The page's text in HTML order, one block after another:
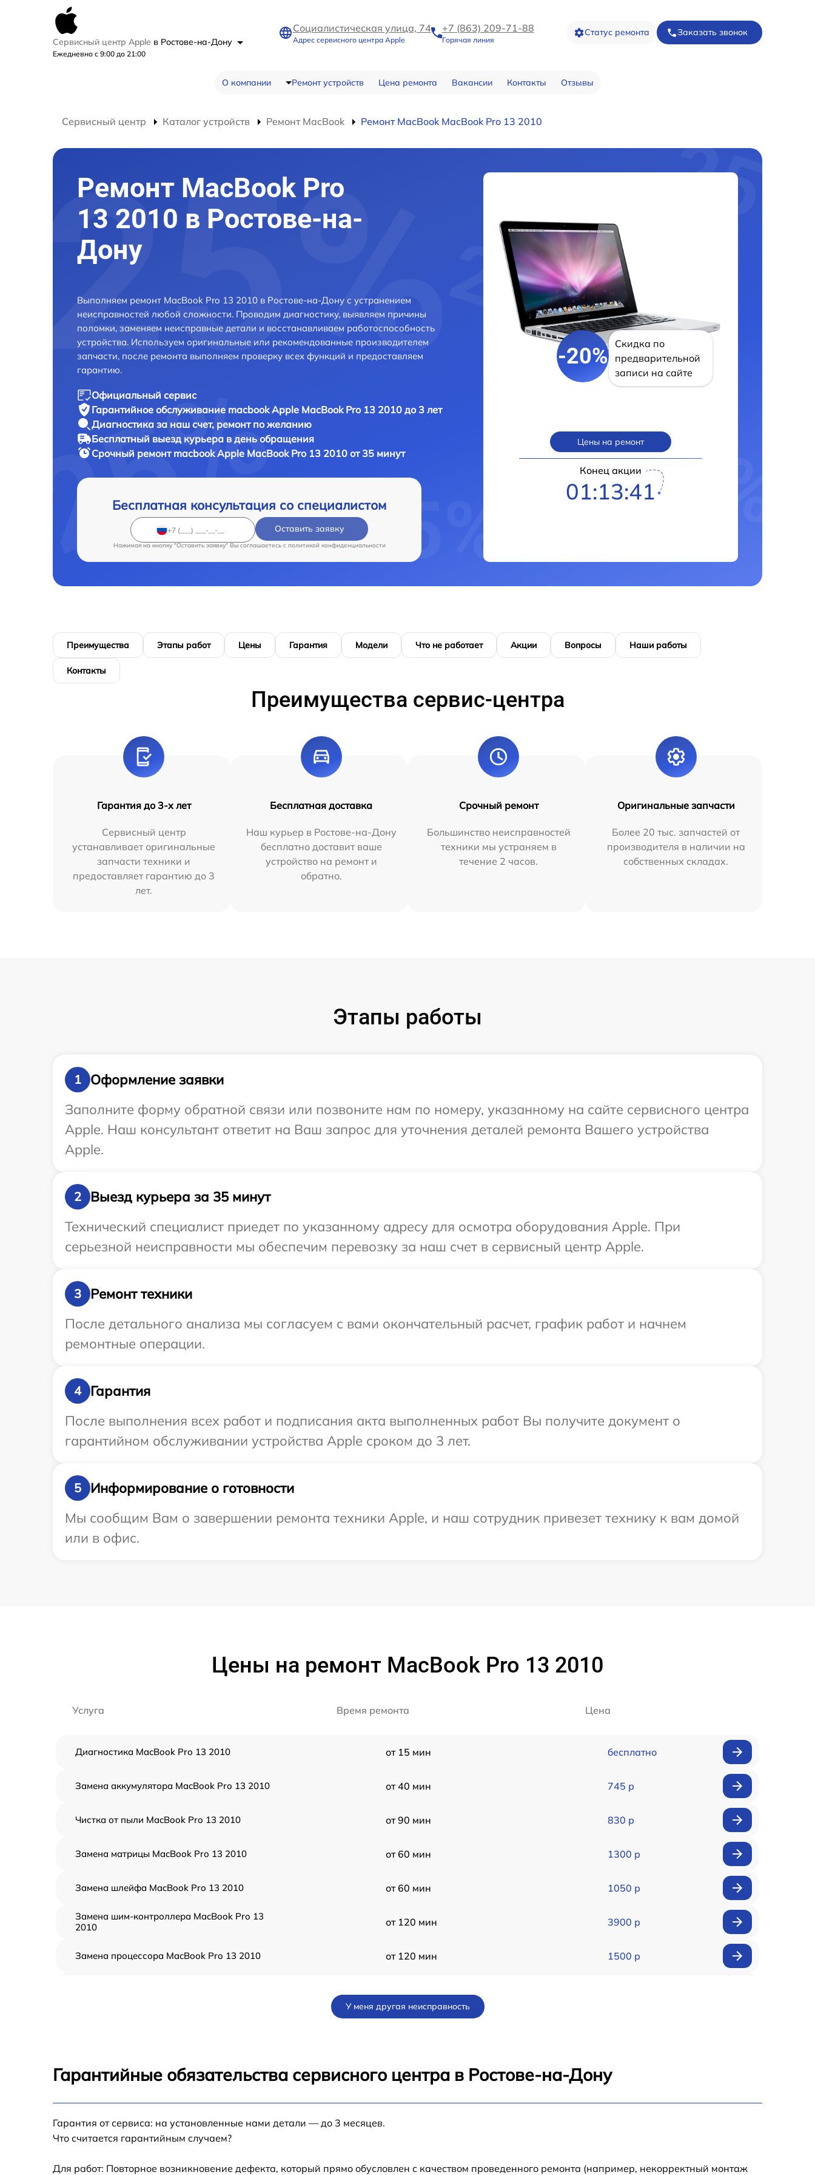
Сервисный центр Apple в Ростове-на-Дону
Ежедневно с 9:00 до 21:00
Социалистическая улица, 74
Адрес сервисного центра Apple
+7 (863) 209-71-88
Горячая линия
Статус ремонта Заказать звонок
О компании Ремонт устройств Цена ремонта Вакансии Контакты Отзывы
Сервисный центр Каталог устройств Ремонт MacBook Ремонт MacBook MacBook Pro 13 2010
Ремонт MacBook Pro
13 2010 в Ростове-на-
Дону
Выполняем ремонт MacBook Pro 13 2010 в Ростове-на-Дону с устранением
неисправностей любой сложности. Проводим диагностику, выявляем причины
поломки, заменяем неисправные детали и восстанавливаем работоспособность
устройства. Используем оригинальные или рекомендованные производителем
запчасти, после ремонта выполняем проверку всех функций и предоставляем
гарантию.
Официальный сервис
Гарантийное обслуживание macbook Apple MacBook Pro 13 2010 до 3 лет
Диагностика за наш счет, ремонт по желанию
Бесплатный выезд курьера в день обращения
Срочный ремонт macbook Apple MacBook Pro 13 2010 от 35 минут
Бесплатная консультация со специалистом
Оставить заявку
Нажимая на кнопку "Оставить заявку" Вы соглашаетесь c политикой конфиденциальности
-20%
Скидка по
предварительной
записи на сайте
Цены на ремонт
Конец акции
01:13:40
Преимущества Этапы работ Цены Гарантия Модели Что не работает Акции Вопросы Наши работы
Контакты
Преимущества сервис-центра
Гарантия до 3-х лет
Сервисный центр
устанавливает оригинальные
запчасти техники и
предоставляет гарантию до 3
лет.
Бесплатная доставка
Наш курьер в Ростове-на-Дону
бесплатно доставит ваше
устройство на ремонт и
обратно.
Срочный ремонт
Большинство неисправностей
техники мы устраняем в
течение 2 часов.
Оригинальные запчасти
Более 20 тыс. запчастей от
производителя в наличии на
собственных складах.
Этапы работы
1
Оформление заявки
Заполните форму обратной связи или позвоните нам по номеру, указанному на сайте сервисного центра
Apple. Наш консультант ответит на Ваш запрос для уточнения деталей ремонта Вашего устройства
Apple.
2
Выезд курьера за 35 минут
Технический специалист приедет по указанному адресу для осмотра оборудования Apple. При
серьезной неисправности мы обеспечим перевозку за наш счет в сервисный центр Apple.
3
Ремонт техники
После детального анализа мы согласуем с вами окончательный расчет, график работ и начнем
ремонтные операции.
4
Гарантия
После выполнения всех работ и подписания акта выполненных работ Вы получите документ о
гарантийном обслуживании устройства Apple сроком до 3 лет.
5
Информирование о готовности
Мы сообщим Вам о завершении ремонта техники Apple, и наш сотрудник привезет технику к вам домой
или в офис.
Цены на ремонт MacBook Pro 13 2010
Услуга Время ремонта Цена
Диагностика MacBook Pro 13 2010 от 15 мин бесплатно
Замена аккумулятора MacBook Pro 13 2010 от 40 мин 745 р
Чистка от пыли MacBook Pro 13 2010 от 90 мин 830 р
Замена матрицы MacBook Pro 13 2010 от 60 мин 1300 р
Замена шлейфа MacBook Pro 13 2010 от 60 мин 1050 р
Замена шим-контроллера MacBook Pro 13
2010
от 120 мин 3900 р
Замена процессора MacBook Pro 13 2010 от 120 мин 1500 р
Ремонт цепи питания MacBook Pro 13 2010
2010
У меня другая неисправность
Гарантийные обязательства сервисного центра в Ростове-на-Дону
Гарантия от сервиса: на установленные нами детали — до 3 месяцев.
Что считается гарантийным случаем?
Для работ: Повторное возникновение дефекта, который прямо обусловлен с качеством проведенного ремонта (например, некорректный монтаж